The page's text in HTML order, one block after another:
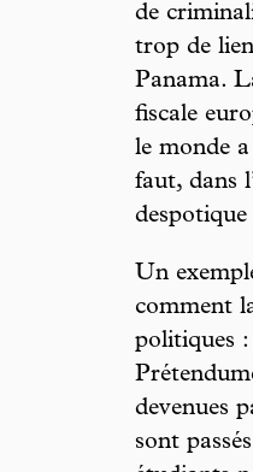
de
trop de
Panama.
fiscale
le monde
faut, dans
despotique
Un
comment
politiques
devenues
sont